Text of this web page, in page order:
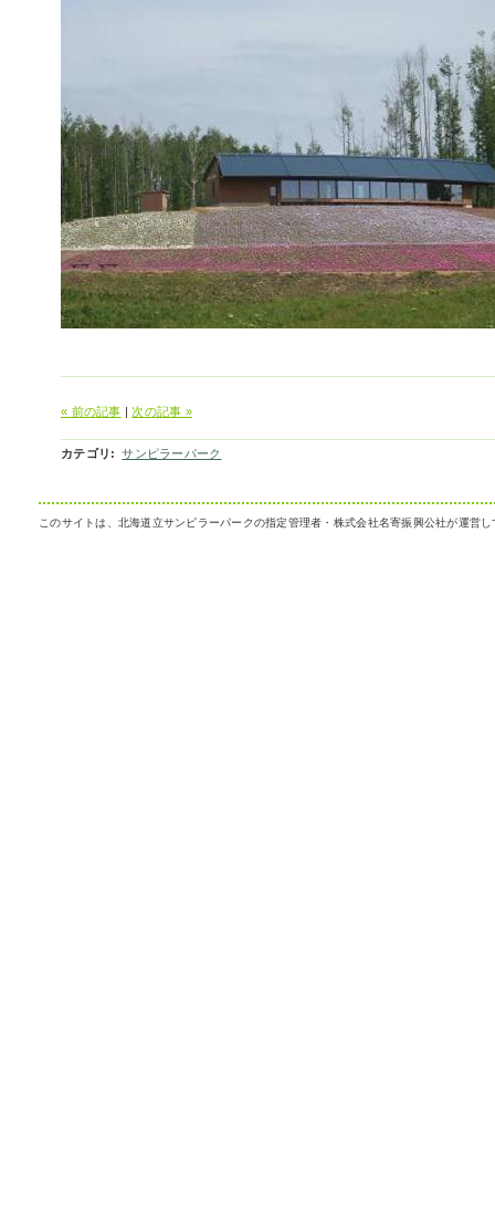
« 前の記事 |次の記事 »
カテゴリ : サンピラーパーク
このサイトは、北海道立サンピラーパークの指定管理者・株式会社名寄振興公社が運営